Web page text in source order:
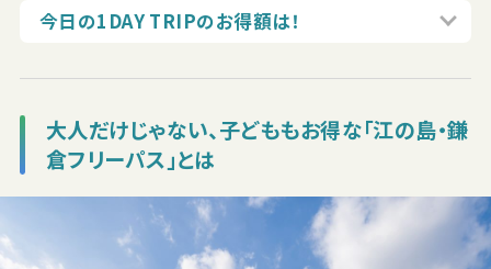
今日の1DAY TRIPのお得額は！
大人だけじゃない、子どももお得な「江の島・鎌
倉フリーパス」とは